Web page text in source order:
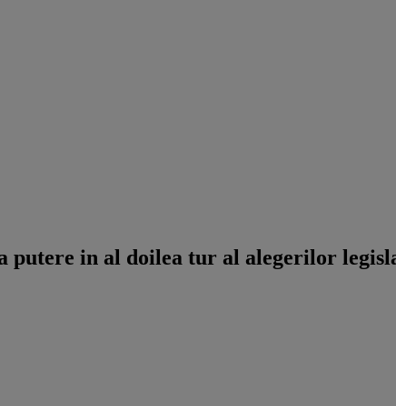
in al doilea tur al alegerilor